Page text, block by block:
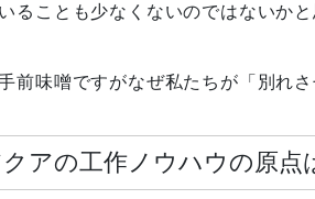
ることも少なくないのではないかと
前味噌ですがなぜ私たちが「別れ
クアの工作ノウハウの原点